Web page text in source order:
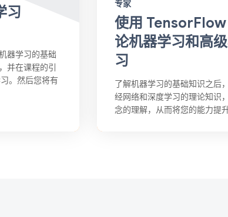
习
器学习的基础
并在课程的引
。然后您将有
专家
使用
论机器学习和高
习
了解机器学习的基础知识之后
经网络和深度学习的理论知识
念的理解，从而将您的能力提